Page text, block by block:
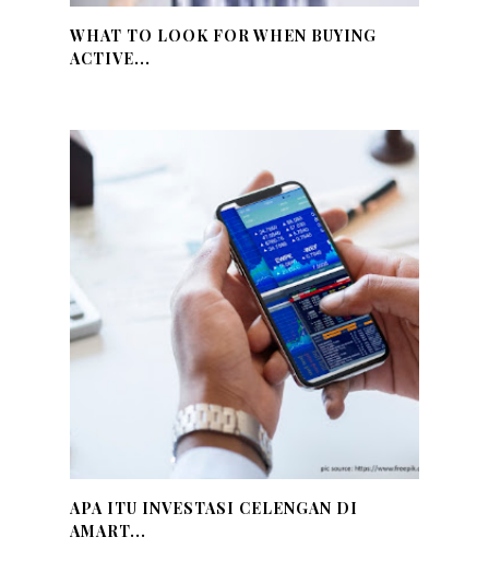
WHAT TO LOOK FOR WHEN BUYING
ACTIVE...
APA ITU INVESTASI CELENGAN DI
AMART...